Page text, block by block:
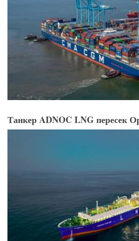
Контейнерные перевозки
совершая революцию в
преображая Ньюарк.
Танкер ADNOC LNG пересек